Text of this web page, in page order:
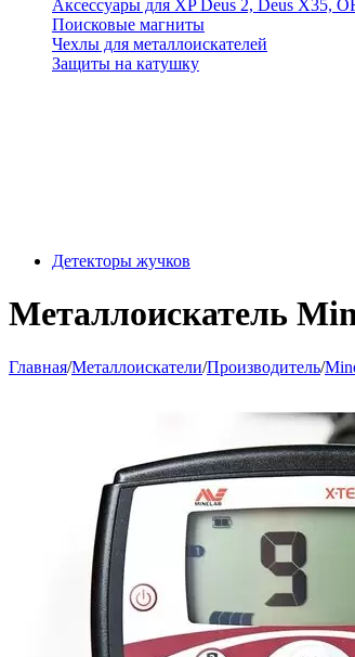
Аксессуары для XP Deus 2, Deus X35,
Поисковые магниты
Чехлы для металлоискателей
Защиты на катушку
Детекторы жучков
Металлоискатель
Главная/Металлоискатели/Производитель/